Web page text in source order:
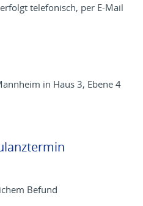
telefonisch, per E-Mail
in Haus 3, Ebene 4
Befund